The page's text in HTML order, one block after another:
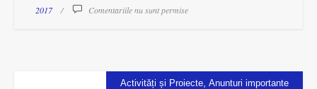
2017
Comentariile nu sunt permise
Activități și Proiecte Anunturi importante